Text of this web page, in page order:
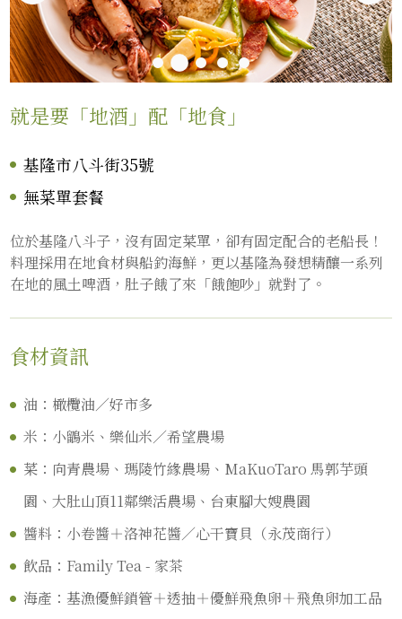
就是要「地酒」配「地食」
基隆市八斗街35號
無菜單套餐
位於基隆八斗子，沒有固定菜單，卻有固定配合的老船長！
料理採用在地食材與船釣海鮮，更以基隆為發想精釀一系列
在地的風土啤酒，肚子餓了來「餓飽吵」就對了。
食材資訊
油：橄欖油／好市多
米：小鶹米、樂仙米／希望農場
菜：向青農場、瑪陵竹緣農場、MaKuoTaro 馬郭芋頭
園、大肚山頂11鄰樂活農場、台東腳大嫂農園
醬料：小卷醬＋洛神花醬／心干寶貝（永茂商行）
飲品：Family Tea - 家茶
海產：基漁優鮮鎖管＋透抽＋優鮮飛魚卵＋飛魚卵加工品